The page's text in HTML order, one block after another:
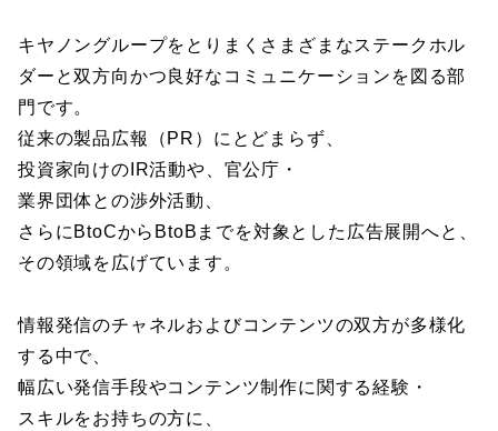
キヤノングループをとりまくさまざまなステークホル
ダーと双方向かつ良好なコミュニケーションを図る部
門です。
従来の製品広報（PR）にとどまらず、
投資家向けのIR活動や、官公庁・
業界団体との渉外活動、
さらにBtoCからBtoBまでを対象とした広告展開へと、
その領域を広げています。
情報発信のチャネルおよびコンテンツの双方が多様化
する中で、
幅広い発信手段やコンテンツ制作に関する経験・
スキルをお持ちの方に、